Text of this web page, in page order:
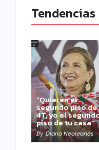
Tendencias
“Quieren el
segundo piso
4T, yo el
piso de tu casa”
By Diario Neoleonés